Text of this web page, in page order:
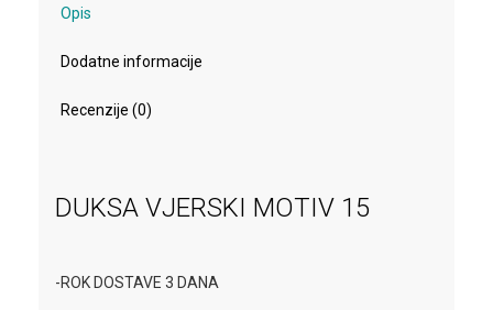
Opis
Dodatne informacije
Recenzije (0)
DUKSA VJERSKI MOTIV 15
-ROK DOSTAVE 3 DANA